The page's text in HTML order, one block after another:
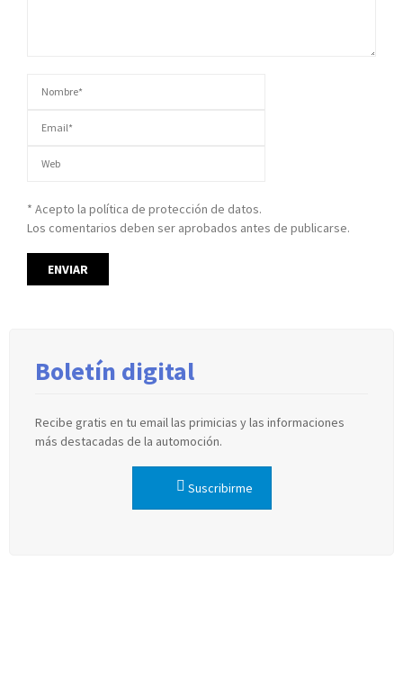
* Acepto la política de protección de datos.
Los comentarios deben ser aprobados antes de publicarse.
Boletín digital
Recibe gratis en tu email las primicias y las informaciones
más destacadas de la automoción.
Suscribirme